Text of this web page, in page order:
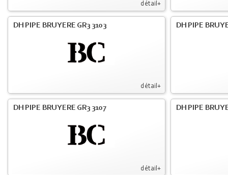
détail+
détail+
DH PIPE BRUYERE GR3 3103 DH PIPE
détail+
DH PIPE BRUYERE GR3 3107 DH PIPE